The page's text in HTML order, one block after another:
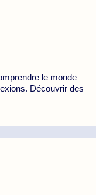
le monde
Découvrir des